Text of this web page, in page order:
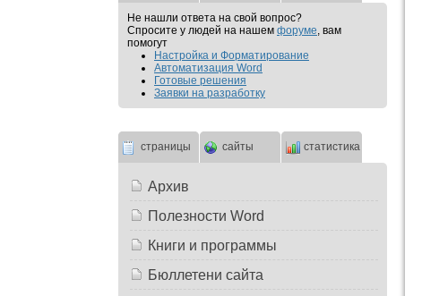
Не нашли ответа на свой вопрос?
Спросите у людей на нашем форуме, вам
помогут
Настройка и Форматирование
Автоматизация Word
Готовые решения
Заявки на разработку
страницы сайты статистика
Архив
Полезности Word
Книги и программы
Бюллетени сайта